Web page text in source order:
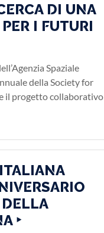
DI UNA
I FUTURI
Spaziale
della Society for
il progetto collaborativo
‣